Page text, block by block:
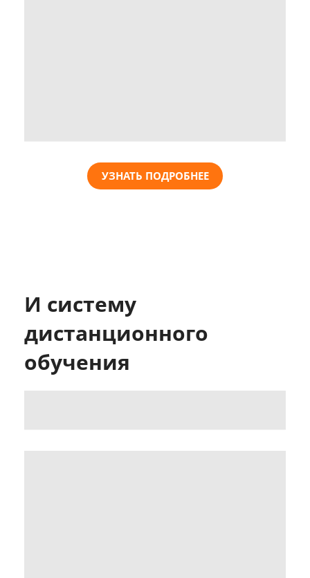
УЗНАТЬ ПОДРОБНЕЕ
И систему
дистанционного
обучения